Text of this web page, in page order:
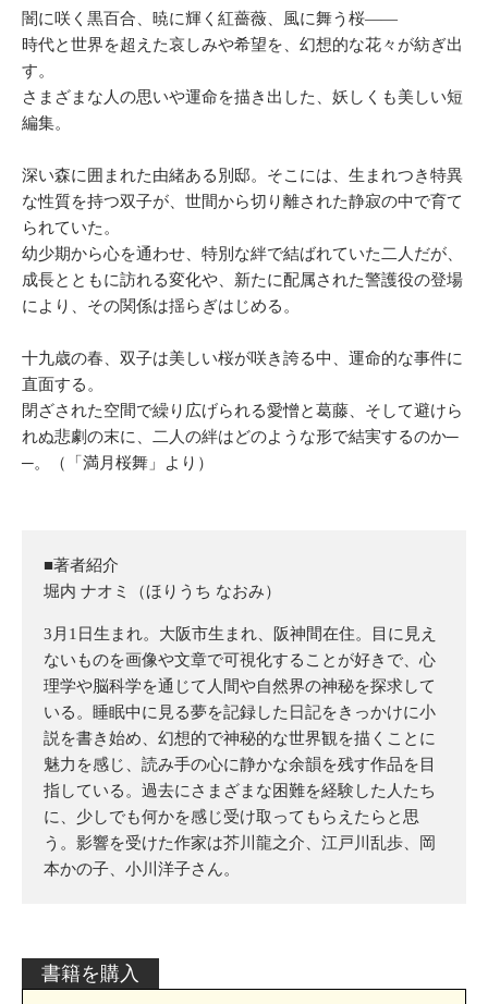
闇に咲く黒百合、暁に輝く紅薔薇、風に舞う桜――
時代と世界を超えた哀しみや希望を、幻想的な花々が紡ぎ出
す。
さまざまな人の思いや運命を描き出した、妖しくも美しい短
編集。
深い森に囲まれた由緒ある別邸。そこには、生まれつき特異
な性質を持つ双子が、世間から切り離された静寂の中で育て
られていた。
幼少期から心を通わせ、特別な絆で結ばれていた二人だが、
成長とともに訪れる変化や、新たに配属された警護役の登場
により、その関係は揺らぎはじめる。
十九歳の春、双子は美しい桜が咲き誇る中、運命的な事件に
直面する。
閉ざされた空間で繰り広げられる愛憎と葛藤、そして避けら
れぬ悲劇の末に、二人の絆はどのような形で結実するのか─
─。（「満月桜舞」より）
■著者紹介
堀内 ナオミ（ほりうち なおみ）
3月1日生まれ。大阪市生まれ、阪神間在住。目に見え
ないものを画像や文章で可視化することが好きで、心
理学や脳科学を通じて人間や自然界の神秘を探求して
いる。睡眠中に見る夢を記録した日記をきっかけに小
説を書き始め、幻想的で神秘的な世界観を描くことに
魅力を感じ、読み手の心に静かな余韻を残す作品を目
指している。過去にさまざまな困難を経験した人たち
に、少しでも何かを感じ受け取ってもらえたらと思
う。影響を受けた作家は芥川龍之介、江戸川乱歩、岡
本かの子、小川洋子さん。
書籍を購入